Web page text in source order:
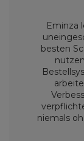
Eminza
besten
niemals